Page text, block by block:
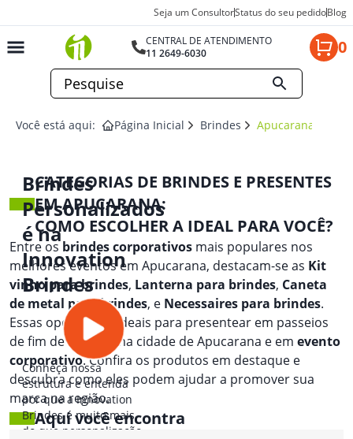
Seja um ConsultorStatus do seu pedidoBlog
CENTRAL DE ATENDIMENTO
11 2649-6030
0
Você está aqui: Página Inicial Brindes Apucarana
Brindes
Personalizados
é na
Innovation
Brindes
Conheça nossa
estrutura e entenda
por que a Innovation
Brindes é muito mais
do que personalização.
CATEGORIAS DE BRINDES E PRESENTES
EM APUCARANA:
COMO ESCOLHER A IDEAL PARA VOCÊ?
Entre osbrindes corporativos mais populares nos
melhores eventos em Apucarana, destacam-se as Kit
vinho para brindes, Lanterna para brindes, Caneta
de metal para brindes, e Necessaires para brindes.
Essas opções são ideais para presentear em passeios
de fim de semana na cidade de Apucarana e em evento
corporativo. Confira os produtos em destaque e
descubra como eles podem ajudar a promover sua
marca na região.
Aqui você encontra